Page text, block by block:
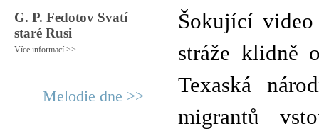
G. P. Fedotov Svatí
staré Rusi
Více informací >>
Melodie dne >>
Šokující
stráže klidně
Texaská
migrantů